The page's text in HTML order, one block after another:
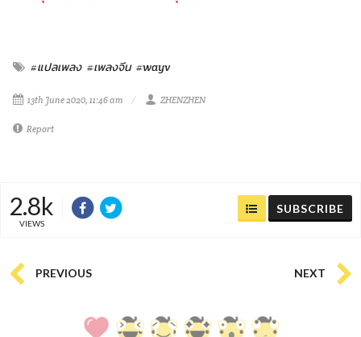
#แปลเพลง #เพลงจีน #wayv
13th June 2020, 11:46 am ZHENZHEN
Report
2.8k
VIEWS
SUBSCRIBE
PREVIOUS NEXT